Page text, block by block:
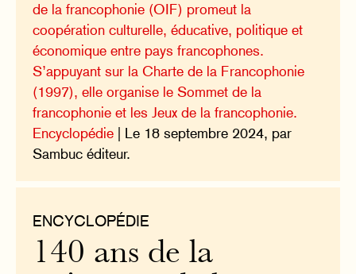
de la francophonie (OIF) promeut la
coopération culturelle, éducative, politique et
économique entre pays francophones.
S’appuyant sur la Charte de la Francophonie
(1997), elle organise le Sommet de la
francophonie et les Jeux de la francophonie.
Encyclopédie | Le 18 septembre 2024, par
Sambuc éditeur.
ENCYCLOPÉDIE
140 ans de la